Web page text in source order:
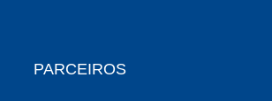
PARCEIROS